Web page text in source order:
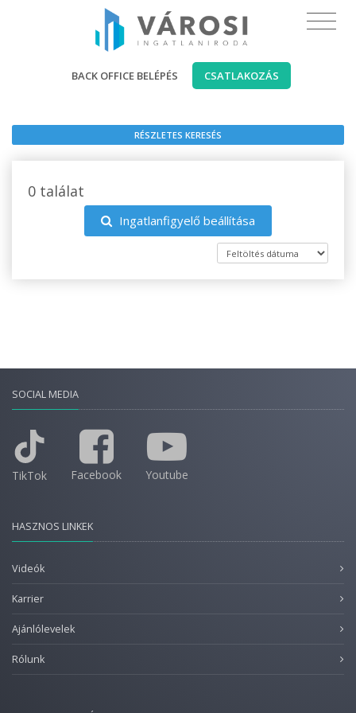
BACK OFFICE BELÉPÉS CSATLAKOZÁS
RÉSZLETES KERESÉS
0 találat
Ingatlanfigyelő beállítása
SOCIAL MEDIA
TikTok Facebook Youtube
HASZNOS LINKEK
Videók
Karrier
Ajánlólevelek
Rólunk